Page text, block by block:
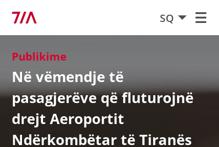
SQ
Publikime
Në vëmendje të
pasagjerëve që fluturojnë
drejt Aeroportit
Ndërkombëtar të Tiranës